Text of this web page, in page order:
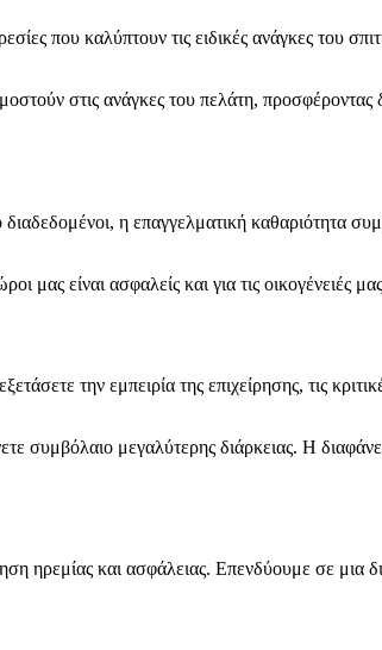
που καλύπτουν τις ειδικές ανάγκες του
στις ανάγκες του πελάτη, προσφέροντας
η επαγγελματική καθαριότητα
μας είναι ασφαλείς και για τις οικογένειές
την εμπειρία της επιχείρησης, τις
συμβόλαιο μεγαλύτερης διάρκειας. Η
ηρεμίας και ασφάλειας. Επενδύουμε σε μια